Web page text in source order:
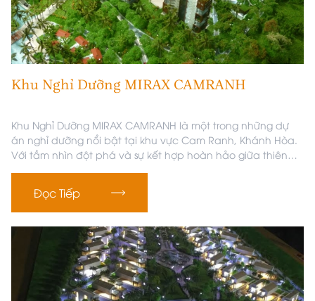
Khu Nghỉ Dưỡng MIRAX CAMRANH
Khu Nghỉ Dưỡng MIRAX CAMRANH là một trong những dự
án nghỉ dưỡng nổi bật tại khu vực Cam Ranh, Khánh Hòa.
Với tầm nhìn đột phá và sự kết hợp hoàn hảo giữa thiên
ích đẳng cấp và phong cách sống sang trọng.
Đọc Tiếp